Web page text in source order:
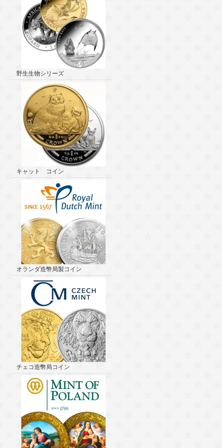
野生生物シリーズ
キャット コイン
オランダ造幣局製コイン
チェコ造幣局コイン